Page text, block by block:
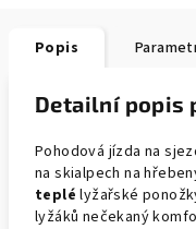
Popis
Detailní popis
Pohodová jízda na
na skialpech na
teplélyžařské
lyžáků nečekaný